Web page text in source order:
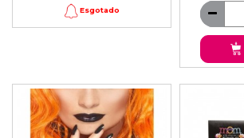
Esgotado